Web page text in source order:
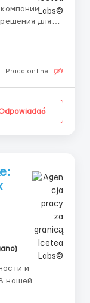
для
операциям
Praca online
и
нашей